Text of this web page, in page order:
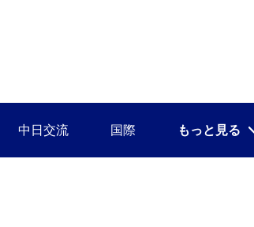
中日交流 国際 もっと見る